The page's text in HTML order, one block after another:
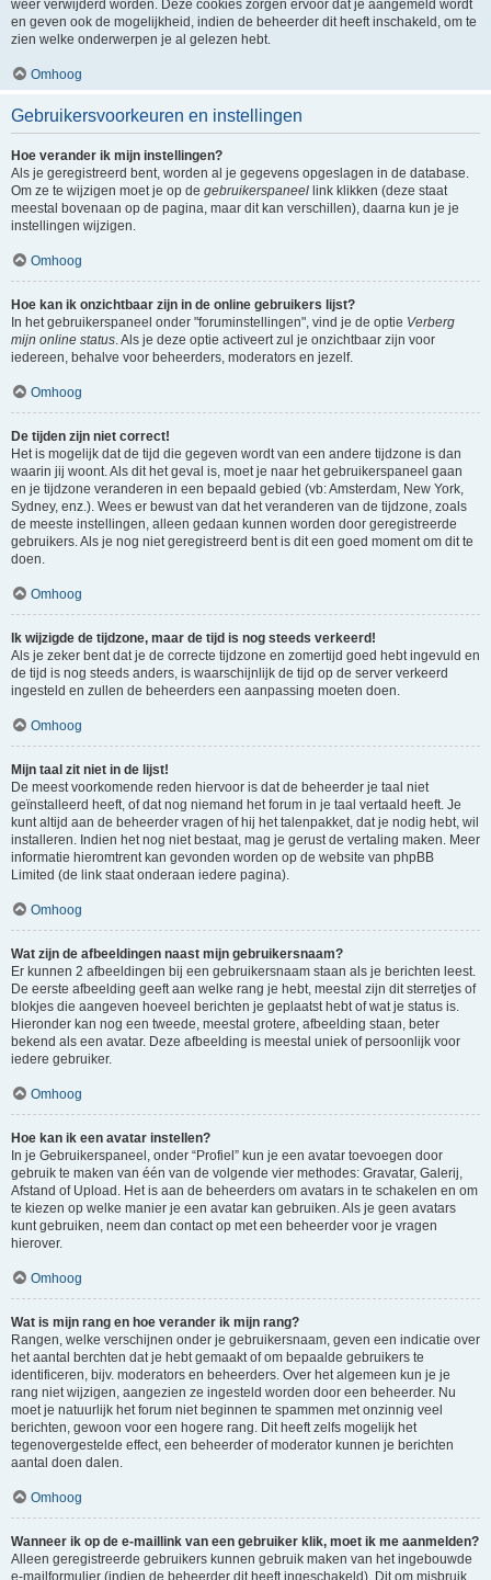
weer verwijderd worden. Deze cookies zorgen ervoor dat je aangemeld wordt
en geven ook de mogelijkheid, indien de beheerder dit heeft inschakeld, om te
zien welke onderwerpen je al gelezen hebt.
Omhoog
Gebruikersvoorkeuren en instellingen
Hoe verander ik mijn instellingen?
Als je geregistreerd bent, worden al je gegevens opgeslagen in de database.
Om ze te wijzigen moet je op de gebruikerspaneel link klikken (deze staat
meestal bovenaan op de pagina, maar dit kan verschillen), daarna kun je je
instellingen wijzigen.
Omhoog
Hoe kan ik onzichtbaar zijn in de online gebruikers lijst?
In het gebruikerspaneel onder "foruminstellingen", vind je de optie Verberg
mijn online status. Als je deze optie activeert zul je onzichtbaar zijn voor
iedereen, behalve voor beheerders, moderators en jezelf.
Omhoog
De tijden zijn niet correct!
Het is mogelijk dat de tijd die gegeven wordt van een andere tijdzone is dan
waarin jij woont. Als dit het geval is, moet je naar het gebruikerspaneel gaan
en je tijdzone veranderen in een bepaald gebied (vb: Amsterdam, New York,
Sydney, enz.). Wees er bewust van dat het veranderen van de tijdzone, zoals
de meeste instellingen, alleen gedaan kunnen worden door geregistreerde
gebruikers. Als je nog niet geregistreerd bent is dit een goed moment om dit te
doen.
Omhoog
Ik wijzigde de tijdzone, maar de tijd is nog steeds verkeerd!
Als je zeker bent dat je de correcte tijdzone en zomertijd goed hebt ingevuld en
de tijd is nog steeds anders, is waarschijnlijk de tijd op de server verkeerd
ingesteld en zullen de beheerders een aanpassing moeten doen.
Omhoog
Mijn taal zit niet in de lijst!
De meest voorkomende reden hiervoor is dat de beheerder je taal niet
geïnstalleerd heeft, of dat nog niemand het forum in je taal vertaald heeft. Je
kunt altijd aan de beheerder vragen of hij het talenpakket, dat je nodig hebt, wil
installeren. Indien het nog niet bestaat, mag je gerust de vertaling maken. Meer
informatie hieromtrent kan gevonden worden op de website van phpBB
Limited (de link staat onderaan iedere pagina).
Omhoog
Wat zijn de afbeeldingen naast mijn gebruikersnaam?
Er kunnen 2 afbeeldingen bij een gebruikersnaam staan als je berichten leest.
De eerste afbeelding geeft aan welke rang je hebt, meestal zijn dit sterretjes of
blokjes die aangeven hoeveel berichten je geplaatst hebt of wat je status is.
Hieronder kan nog een tweede, meestal grotere, afbeelding staan, beter
bekend als een avatar. Deze afbeelding is meestal uniek of persoonlijk voor
iedere gebruiker.
Omhoog
Hoe kan ik een avatar instellen?
In je Gebruikerspaneel, onder “Profiel” kun je een avatar toevoegen door
gebruik te maken van één van de volgende vier methodes: Gravatar, Galerij,
Afstand of Upload. Het is aan de beheerders om avatars in te schakelen en om
te kiezen op welke manier je een avatar kan gebruiken. Als je geen avatars
kunt gebruiken, neem dan contact op met een beheerder voor je vragen
hierover.
Omhoog
Wat is mijn rang en hoe verander ik mijn rang?
Rangen, welke verschijnen onder je gebruikersnaam, geven een indicatie over
het aantal berchten dat je hebt gemaakt of om bepaalde gebruikers te
identificeren, bijv. moderators en beheerders. Over het algemeen kun je je
rang niet wijzigen, aangezien ze ingesteld worden door een beheerder. Nu
moet je natuurlijk het forum niet beginnen te spammen met onzinnig veel
berichten, gewoon voor een hogere rang. Dit heeft zelfs mogelijk het
tegenovergestelde effect, een beheerder of moderator kunnen je berichten
aantal doen dalen.
Omhoog
Wanneer ik op de e-maillink van een gebruiker klik, moet ik me aanmelden?
Alleen geregistreerde gebruikers kunnen gebruik maken van het ingebouwde
e-mailformulier (indien de beheerder dit heeft ingeschakeld). Dit om misbruik